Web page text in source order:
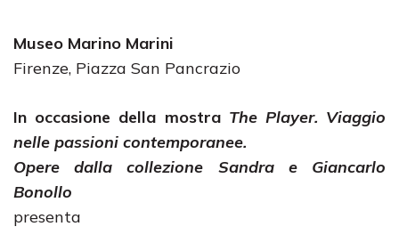
Museo Marino Marini
Firenze, Piazza San Pancrazio
In occasione della mostra The Player. Viaggio
nelle passioni contemporanee.
Opere dalla collezione Sandra e Giancarlo
Bonollo
presenta